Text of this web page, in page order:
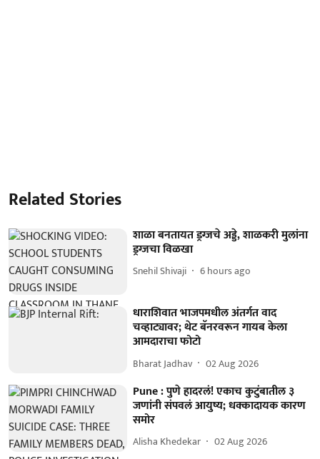
Related Stories
शाळा बनतायत ड्रग्जचे अड्डे, शाळकरी मुलांना
ड्रग्जचा विळखा
Snehil Shivaji 6 hours ago
धाराशिवात भाजपमधील अंतर्गत वाद
चव्हाट्यावर; थेट बॅनरवरून गायब केला
आमदाराचा फोटो
Bharat Jadhav 02 Aug 2026
Pune : पुणे हादरलं! एकाच कुटुंबातील ३
जणांनी संपवलं आयुष्य; धक्कादायक कारण
समोर
Alisha Khedekar 02 Aug 2026